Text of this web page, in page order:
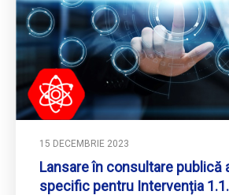
15 DECEMBRIE 2023
Lansare în consultare publică
specific pentru Intervenția